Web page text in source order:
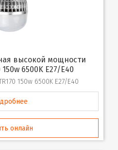
150w 6500K E27/E40
150w 6500K E27/E40
онлайн